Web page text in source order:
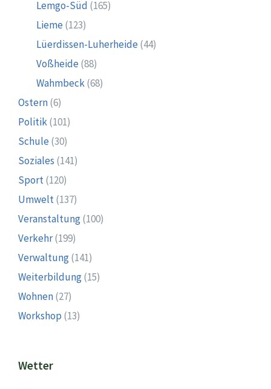
Lemgo-Süd (165)
Lieme (123)
Lüerdissen-Luherheide (44)
Voßheide (88)
Wahmbeck(68)
Ostern(6)
Politik(101)
Schule (30)
Soziales (141)
Sport(120)
Umwelt(137)
Veranstaltung(100)
Verkehr(199)
Verwaltung(141)
Weiterbildung(15)
Wohnen(27)
Workshop (13)
Wetter